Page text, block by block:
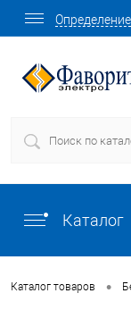
Определение
Каталог
Каталог товаров •